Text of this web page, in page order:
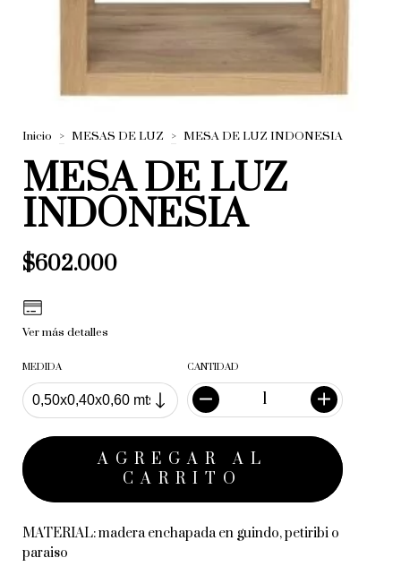
Inicio > MESAS DE LUZ > MESA DE LUZ INDONESIA
MESA DE LUZ
INDONESIA
$602.000
Ver más detalles
MEDIDA CANTIDAD
MATERIAL: madera enchapada en guindo, petiribi o
paraiso